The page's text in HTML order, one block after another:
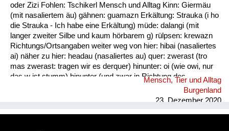
oder Zizi Fohlen: Tschikerl Mensch und Alltag Kinn: Giermäu
(mit nasaliertem äu) gähnen: guamazn Erkältung: Strauka (i ho
die Strauka - Ich habe eine Erkältung) müde: dalangi (mit
langer zweiter Silbe und kaum hörbarem g) rülpsen: krewazn
Richtungs/Ortsangaben weiter weg von hier: hibai (nasaliertes
ai) näher zu hier: headau (nasaliertes au) quer: zwerast (tro
mas zwerast: tragen wir es derquer) hinunter: oi (wie owi, nur
das w ist stumm) hinunter (und zwar in Richtung des
Sprechers): oana (kim oana - komm herunter, und zwar zu
mir) weg: dui (kais dui - wirf es weg) werfen: kai (nasaliertes
Mensch, Tier und Alltag
Burgenland
23. Dezember 2020